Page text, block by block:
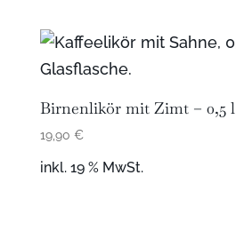
Birnenlikör mit Zimt – 0,5 l
19,90 €
inkl. 19 % MwSt.